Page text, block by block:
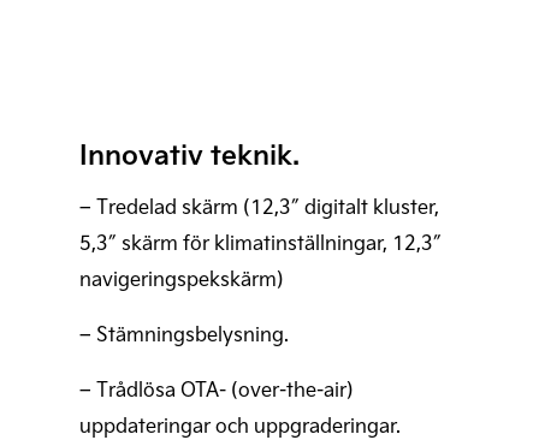
Innovativ teknik.
– Tredelad skärm (12,3″ digitalt kluster,
5,3″ skärm för klimatinställningar, 12,3″
navigeringspekskärm)
– Stämningsbelysning.
– Trådlösa OTA- (over-the-air)
uppdateringar och uppgraderingar.